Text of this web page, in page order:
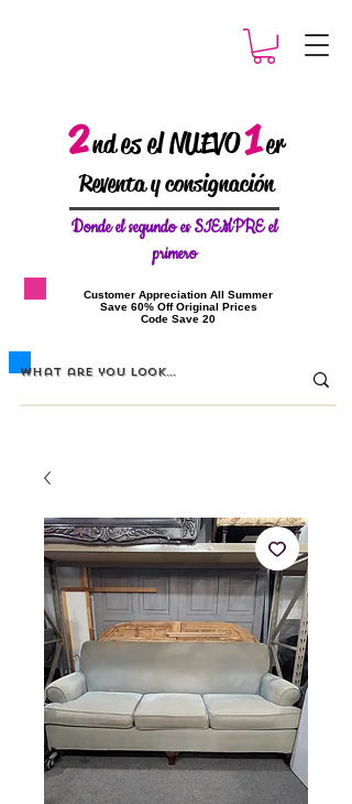
2ndes el NUEVO1er
Reventa y consignación
Donde elsegundo es SIEMPRE el
primero
​Customer Appreciation All Summer
​Save 60% Off Original Prices
​Code Save 20